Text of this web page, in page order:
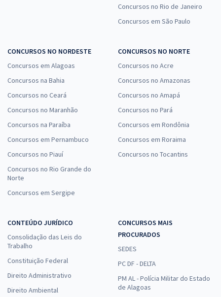
Concursos no Rio de Janeiro
Concursos em São Paulo
CONCURSOS NO NORDESTE
Concursos em Alagoas
Concursos na Bahia
Concursos no Ceará
Concursos no Maranhão
Concursos na Paraíba
Concursos em Pernambuco
Concursos no Piauí
Concursos no Rio Grande do
Norte
Concursos em Sergipe
CONCURSOS NO NORTE
Concursos no Acre
Concursos no Amazonas
Concursos no Amapá
Concursos no Pará
Concursos em Rondônia
Concursos em Roraima
Concursos no Tocantins
CONTEÚDO JURÍDICO
Consolidação das Leis do
Trabalho
Constituição Federal
Direito Administrativo
Direito Ambiental
CONCURSOS MAIS
PROCURADOS
SEDES
PC DF - DELTA
PM AL - Polícia Militar do Estado
de Alagoas